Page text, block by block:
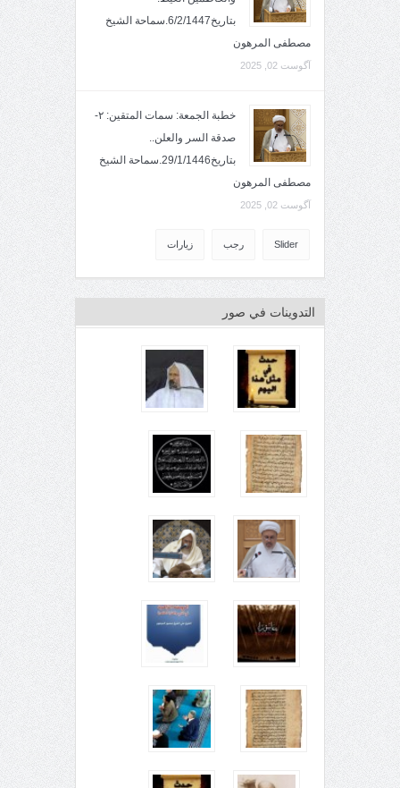
بتاريخ6/2/1447.سماحة الشيخ
مصطفى المرهون
آگوست 02, 2025
خطبة الجمعة: سمات المتقين: ٢-
صدقة السر والعلن..
بتاريخ29/1/1446.سماحة الشيخ
مصطفى المرهون
آگوست 02, 2025
Slider رجب زيارات
التدوينات في صور